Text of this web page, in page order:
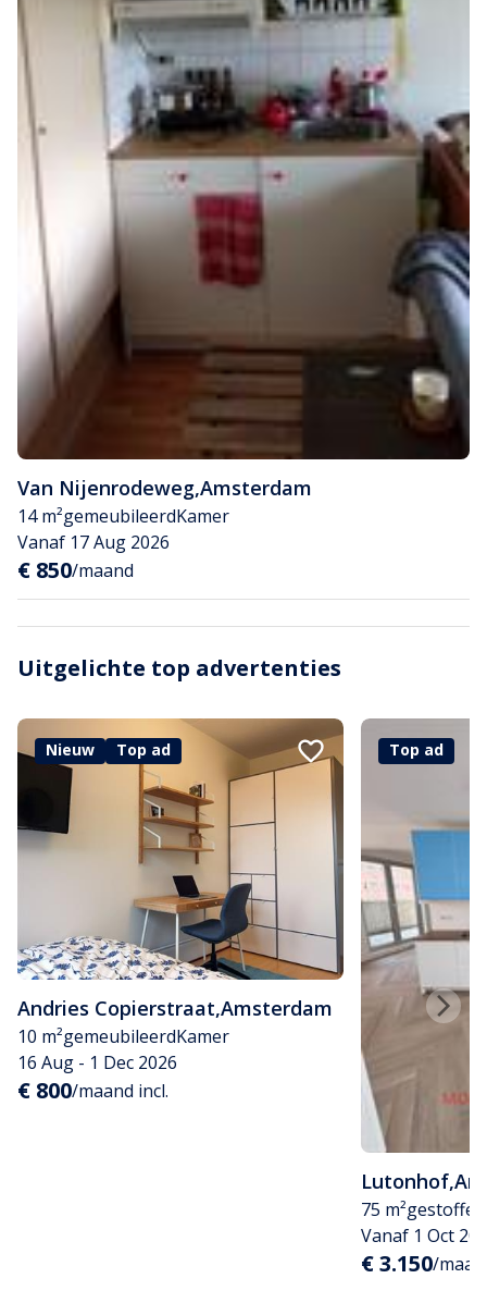
Van Nijenrodeweg,Amsterdam
14 m²gemeubileerdKamer
Vanaf 17 Aug 2026
€ 850/maand
Uitgelichte top advertenties
Nieuw Top ad
Andries Copierstraat,Amsterdam
10 m²gemeubileerdKamer
16 Aug - 1 Dec 2026
€ 800/maand incl.
Top ad
Lutonhof,
75 m²
Vanaf 1 Oct
€ 3.150/